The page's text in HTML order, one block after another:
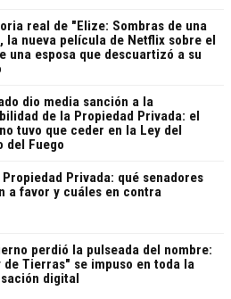
real de "Elize: Sombras de una
la nueva película de Netflix sobre el
una esposa que descuartizó a su
dio media sanción a la
de la Propiedad Privada: el
tuvo que ceder en la Ley del
del Fuego
Propiedad Privada: qué senadores
a favor y cuáles en contra
perdió la pulseada del nombre:
de Tierras" se impuso en toda la
digital